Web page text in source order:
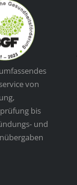
von
bis
und